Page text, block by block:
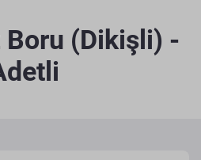
Boru (Dikişli) -